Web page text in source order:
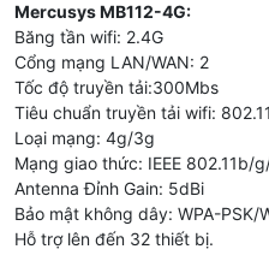
Tính năng WAN cũng rất tiện
lại thiếu bộ phát wifi, khi đó
dụngnhư một bộ phát wifi thông
Tín Hiệu và Mạnh Ổn Định
Ăng-ten công suất cao bên
rộng phạm vi thiết lập kết nối
Mercusys MB112-4G:
Băng tần wifi: 2.4G
Cổng mạng LAN/WAN: 2
Tốc độ truyền tải:300Mbs
Tiêu chuẩn truyền tải wifi:
Loại mạng: 4g/3g
Mạng giao thức: IEEE 802.11b/
Antenna Đỉnh Gain: 5dBi
Bảo mật không dây: WPA-PSK/
Hỗ trợ lên đến 32 thiết bị.